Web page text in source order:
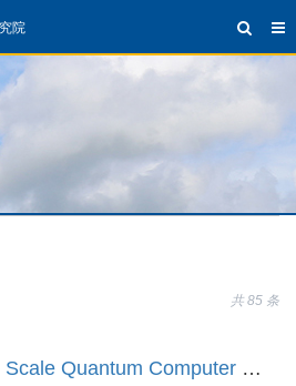
院
共 85 条
Large Scale Quantum Computer Cryogenic Conceptual Design